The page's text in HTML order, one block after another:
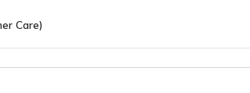
Care)